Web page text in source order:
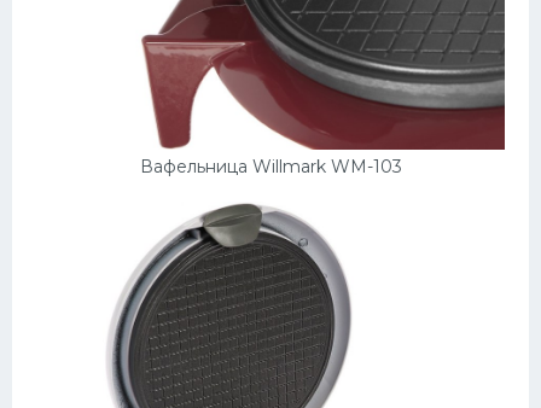
Вафельница Willmark WM-103